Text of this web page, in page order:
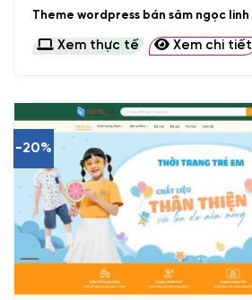
Theme wordpress bán sâm ngọc linh
Xem thực tế Xem chi tiết
-20%